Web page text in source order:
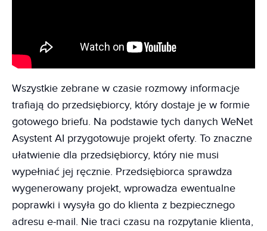
Wszystkie zebrane w czasie rozmowy informacje
trafiają do przedsiębiorcy, który dostaje je w formie
gotowego briefu. Na podstawie tych danych WeNet
Asystent AI przygotowuje projekt oferty. To znaczne
ułatwienie dla przedsiębiorcy, który nie musi
wypełniać jej ręcznie. Przedsiębiorca sprawdza
wygenerowany projekt, wprowadza ewentualne
poprawki i wysyła go do klienta z bezpiecznego
adresu e-mail. Nie traci czasu na rozpytanie klienta,